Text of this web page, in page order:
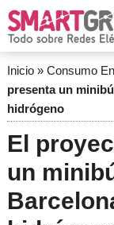
Inicio» Consumo
presenta un
hidrógeno
El
un